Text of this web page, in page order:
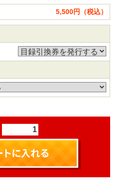
5,500円（税込）